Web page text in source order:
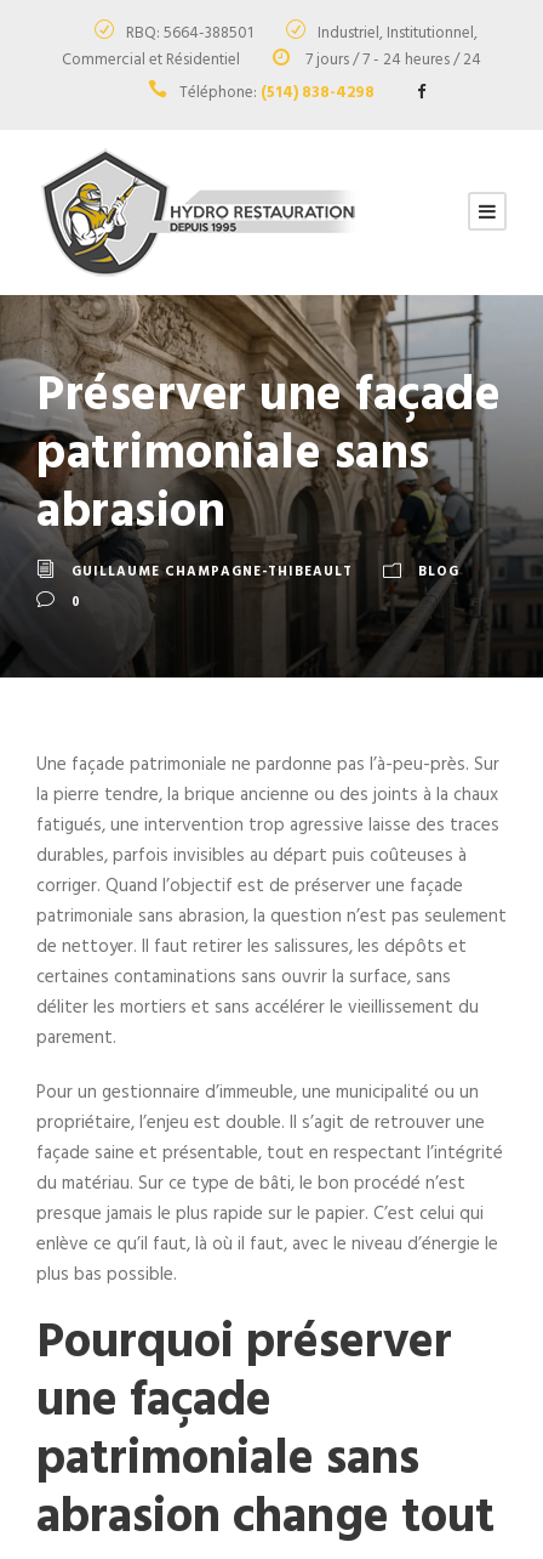
RBQ: 5664-388501
Industriel, Institutionnel,
Commercial et Résidentiel
7 jours / 7 - 24 heures / 24
Téléphone: (514) 838-4298
Préserver une façade
patrimoniale sans
abrasion
GUILLAUME CHAMPAGNE-THIBEAULT
BLOG
0
Une façade patrimoniale ne pardonne pas l’à-peu-près. Sur
la pierre tendre, la brique ancienne ou des joints à la chaux
fatigués, une intervention trop agressive laisse des traces
durables, parfois invisibles au départ puis coûteuses à
corriger. Quand l’objectif est de préserver une façade
patrimoniale sans abrasion, la question n’est pas seulement
de nettoyer. Il faut retirer les salissures, les dépôts et
certaines contaminations sans ouvrir la surface, sans
déliter les mortiers et sans accélérer le vieillissement du
parement.
Pour un gestionnaire d’immeuble, une municipalité ou un
propriétaire, l’enjeu est double. Il s’agit de retrouver une
façade saine et présentable, tout en respectant l’intégrité
du matériau. Sur ce type de bâti, le bon procédé n’est
presque jamais le plus rapide sur le papier. C’est celui qui
enlève ce qu’il faut, là où il faut, avec le niveau d’énergie le
plus bas possible.
Pourquoi préserver
une façade
patrimoniale sans
abrasion change tout